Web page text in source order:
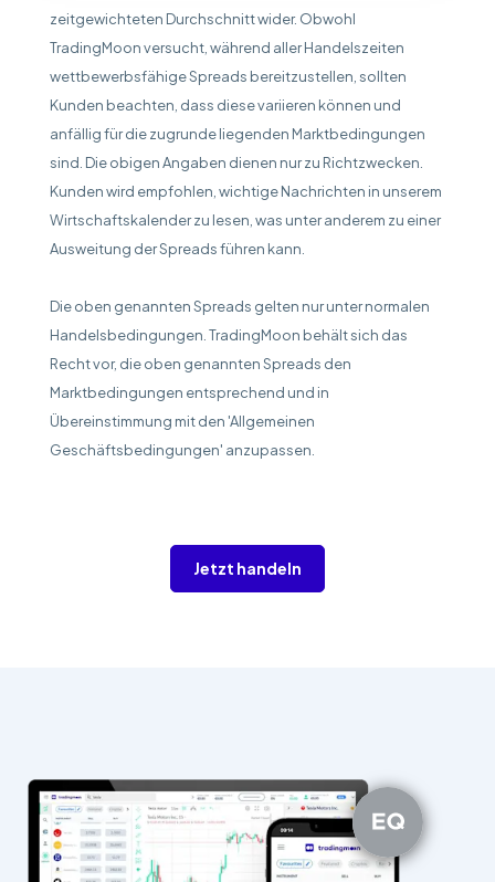
zeitgewichteten Durchschnitt wider. Obwohl
TradingMoon versucht, während aller Handelszeiten
wettbewerbsfähige Spreads bereitzustellen, sollten
Kunden beachten, dass diese variieren können und
anfällig für die zugrunde liegenden Marktbedingungen
sind. Die obigen Angaben dienen nur zu Richtzwecken.
Kunden wird empfohlen, wichtige Nachrichten in unserem
Wirtschaftskalender zu lesen, was unter anderem zu einer
Ausweitung der Spreads führen kann.
Die oben genannten Spreads gelten nur unter normalen
Handelsbedingungen. TradingMoon behält sich das
Recht vor, die oben genannten Spreads den
Marktbedingungen entsprechend und in
Übereinstimmung mit den 'Allgemeinen
Geschäftsbedingungen' anzupassen.
Jetzt handeln